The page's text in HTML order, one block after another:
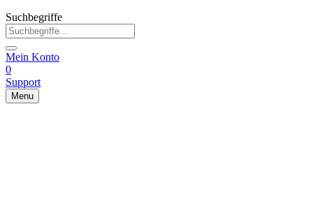
Suchbegriffe
Mein Konto
0
Support
Menu